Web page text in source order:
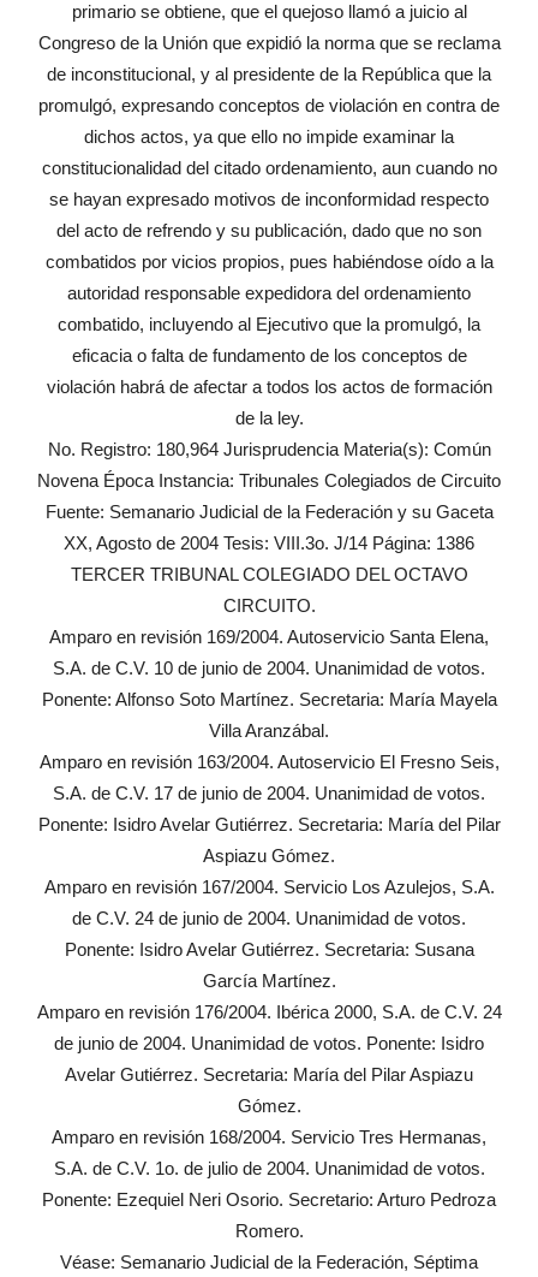
primario se obtiene, que el quejoso llamó a juicio al
Congreso de la Unión que expidió la norma que se reclama
de inconstitucional, y al presidente de la República que la
promulgó, expresando conceptos de violación en contra de
dichos actos, ya que ello no impide examinar la
constitucionalidad del citado ordenamiento, aun cuando no
se hayan expresado motivos de inconformidad respecto
del acto de refrendo y su publicación, dado que no son
combatidos por vicios propios, pues habiéndose oído a la
autoridad responsable expedidora del ordenamiento
combatido, incluyendo al Ejecutivo que la promulgó, la
eficacia o falta de fundamento de los conceptos de
violación habrá de afectar a todos los actos de formación
de la ley.
No. Registro: 180,964 Jurisprudencia Materia(s): Común
Novena Época Instancia: Tribunales Colegiados de Circuito
Fuente: Semanario Judicial de la Federación y su Gaceta
XX, Agosto de 2004 Tesis: VIII.3o. J/14 Página: 1386
TERCER TRIBUNAL COLEGIADO DEL OCTAVO
CIRCUITO.
Amparo en revisión 169/2004. Autoservicio Santa Elena,
S.A. de C.V. 10 de junio de 2004. Unanimidad de votos.
Ponente: Alfonso Soto Martínez. Secretaria: María Mayela
Villa Aranzábal.
Amparo en revisión 163/2004. Autoservicio El Fresno Seis,
S.A. de C.V. 17 de junio de 2004. Unanimidad de votos.
Ponente: Isidro Avelar Gutiérrez. Secretaria: María del Pilar
Aspiazu Gómez.
Amparo en revisión 167/2004. Servicio Los Azulejos, S.A.
de C.V. 24 de junio de 2004. Unanimidad de votos.
Ponente: Isidro Avelar Gutiérrez. Secretaria: Susana
García Martínez.
Amparo en revisión 176/2004. Ibérica 2000, S.A. de C.V. 24
de junio de 2004. Unanimidad de votos. Ponente: Isidro
Avelar Gutiérrez. Secretaria: María del Pilar Aspiazu
Gómez.
Amparo en revisión 168/2004. Servicio Tres Hermanas,
S.A. de C.V. 1o. de julio de 2004. Unanimidad de votos.
Ponente: Ezequiel Neri Osorio. Secretario: Arturo Pedroza
Romero.
Véase: Semanario Judicial de la Federación, Séptima